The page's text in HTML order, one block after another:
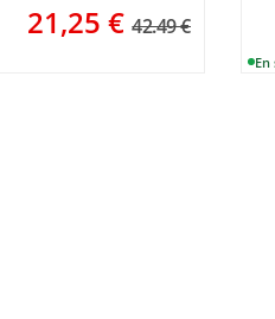
21,25 € 42.49 €